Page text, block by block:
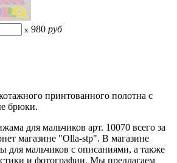
x 980 руб
принтованного полотна с
брюки.
для мальчиков арт. 10070 всего за
магазине "Olla-stp". В магазине
для мальчиков с описаниями, а также
и фотографии. Мы предлагаем